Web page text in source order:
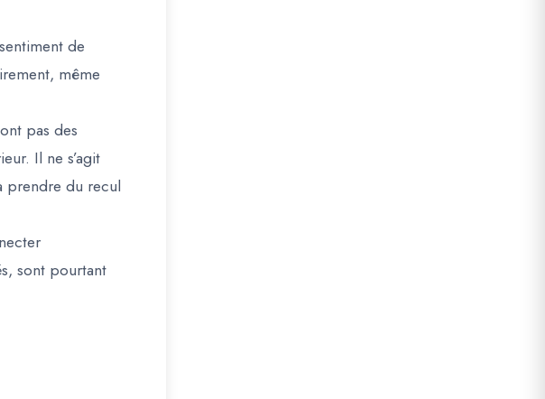
de
même
pas des
Il ne s’agit
prendre du recul
sont pourtant